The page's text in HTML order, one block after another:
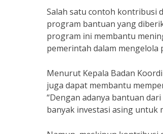
Salah satu contoh kontribusi
program bantuan yang
program ini membantu
pemerintah dalam mengelola
Menurut Kepala Badan
juga dapat membantu
“Dengan adanya bantuan
banyak investasi asing untuk